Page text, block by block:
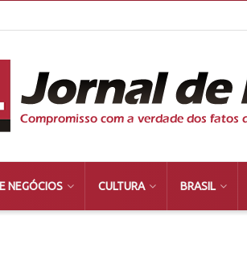
NEGÓCIOS CULTURA BRASIL